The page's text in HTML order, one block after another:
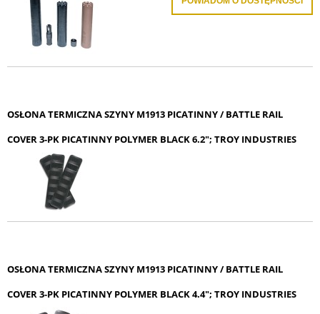
OSŁONA TERMICZNA SZYNY M1913 PICATINNY / BATTLE RAIL
COVER 3-PK PICATINNY POLYMER BLACK 6.2"; TROY INDUSTRIES
OSŁONA TERMICZNA SZYNY M1913 PICATINNY / BATTLE RAIL
COVER 3-PK PICATINNY POLYMER BLACK 4.4"; TROY INDUSTRIES